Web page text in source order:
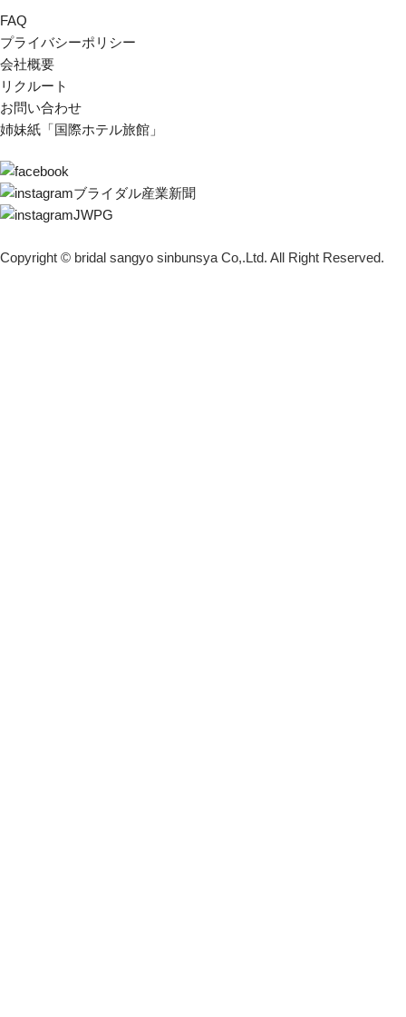
FAQ
プライバシーポリシー
会社概要
リクルート
お問い合わせ
姉妹紙「国際ホテル旅館」
ブライダル産業新聞
JWPG
Copyright © bridal sangyo sinbunsya Co,.Ltd. All Right Reserved.